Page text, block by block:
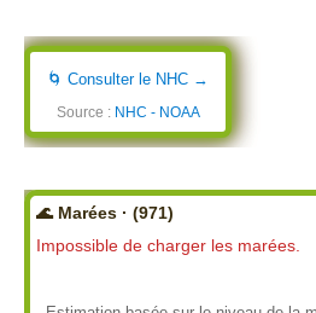
🌀 Consulter le NHC →
Source : NHC - NOAA
🌊 Marées · (971)
Impossible de charger les marées.